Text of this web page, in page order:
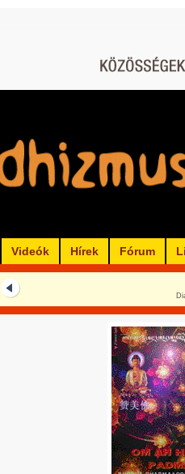
Videók Hírek Fórum